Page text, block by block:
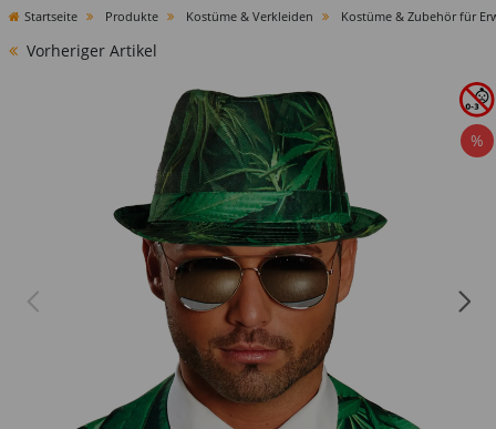
Startseite Produkte Kostüme & Verkleiden Kostüme & Zubehör für
Vorheriger Artikel
%